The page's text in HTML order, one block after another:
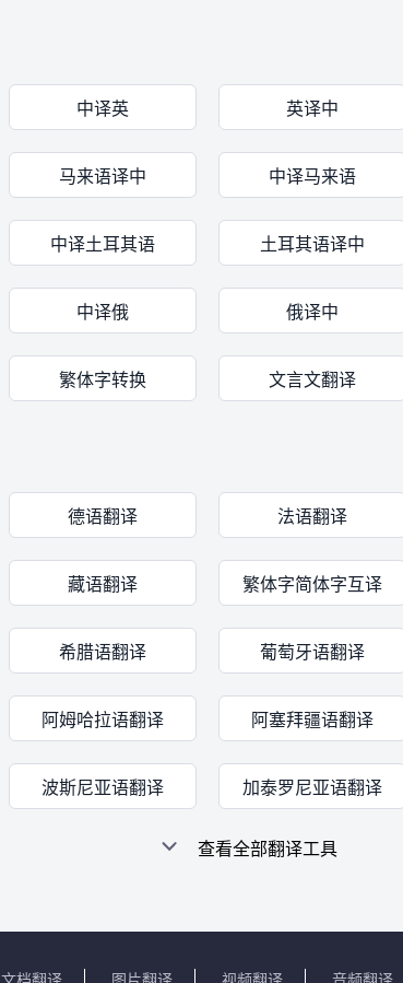
中译英 英译中
马来语译中 中译马来语
中译土耳其语 土耳其语译中
中译俄 俄译中
繁体字转换 文言文翻译
德语翻译 法语翻译
藏语翻译 繁体字简体字互译
希腊语翻译 葡萄牙语翻译
阿姆哈拉语翻译 阿塞拜疆语翻译
波斯尼亚语翻译 加泰罗尼亚语翻译
查看全部翻译工具